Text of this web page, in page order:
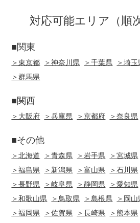
対応可能エリア（順
■関東
＞東京都 ＞神奈川県 ＞千葉県 ＞埼玉
＞群馬県
■関西
＞大阪府 ＞兵庫県 ＞京都府 ＞奈良県
■その他
＞北海道 ＞青森県 ＞岩手県 ＞宮城県
＞福島県
＞新潟県 ＞富山県 ＞石川県
＞長野県
＞岐阜県 ＞静岡県 ＞愛知県
＞和歌山県
＞鳥取県 ＞島根県 ＞岡山
＞福岡県
＞佐賀県 ＞長崎県 ＞熊本県